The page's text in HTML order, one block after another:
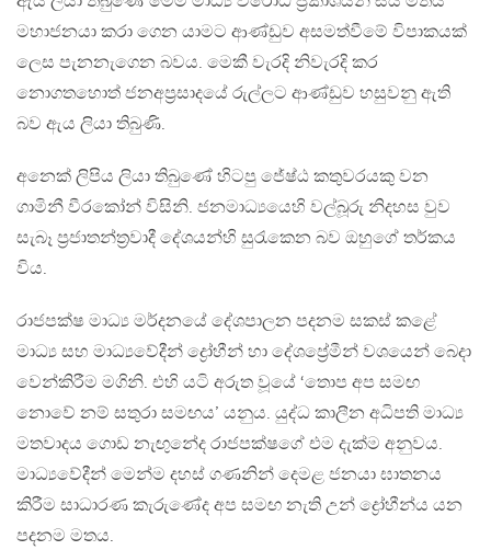
මහාජනයා කරා ගෙන යාමට ආණ්ඩුව අසමත්වීමේ විපාකයක්
ලෙස පැනනැගෙන බවය. මෙකී වැරදි නිවැරදි කර
නොගතහොත් ජනඅප්‍රසාදයේ රුල්ලට ආණ්ඩුව හසුවනු ඇති
බව ඇය ලියා තිබුණි.
අනෙක් ලිපිය ලියා තිබුණේ හිටපු ජේෂ්ඨ කතුවරයකු වන
ගාමිනී වීරකෝන් විසිනි. ජනමාධ්‍යයෙහි වල්බූරු නිදහස වුව
සැබෑ ප්‍රජාතන්ත්‍රවාදී දේශයන්හි සුරැකෙන බව ඔහුගේ තර්කය
විය.
රාජපක්ෂ මාධ්‍ය මර්දනයේ දේශපාලන පදනම සකස් කළේ
මාධ්‍ය සහ මාධ්‍යවේදීන් ද්‍රෝහීන් හා දේශප්‍රේමීන් වශයෙන් බෙදා
වෙන්කිරීම මගිනි. එහි යටි අරුත වූයේ ‘තොප අප සමඟ
නොවේ නම් සතුරා සමඟය’ යනුය. යුද්ධ කාලීන අධිපති මාධ්‍ය
මතවාදය ගොඩ නැඟුනේද රාජපක්ෂගේ එම දැක්ම අනුවය.
මාධ්‍යවේදීන් මෙන්ම දහස් ගණනින් දෙමළ ජනයා ඝාතනය
කිරීම සාධාරණ කැරුණේද අප සමඟ නැති උන් ද්‍රෝහීන්ය යන
පදනම මතය.